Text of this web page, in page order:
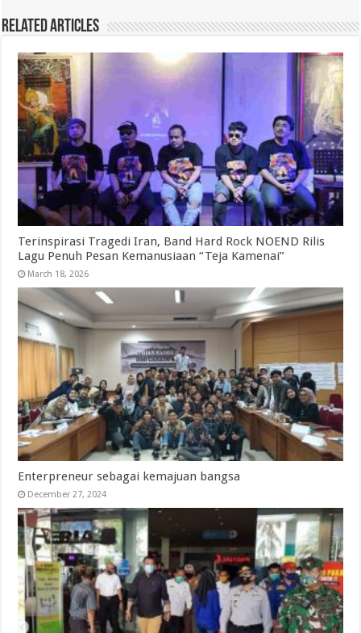
Related Articles
Terinspirasi Tragedi Iran, Band Hard Rock NOEND Rilis
Lagu Penuh Pesan Kemanusiaan “Teja Kamenai”
March 18, 2026
Enterpreneur sebagai kemajuan bangsa
December 27, 2024